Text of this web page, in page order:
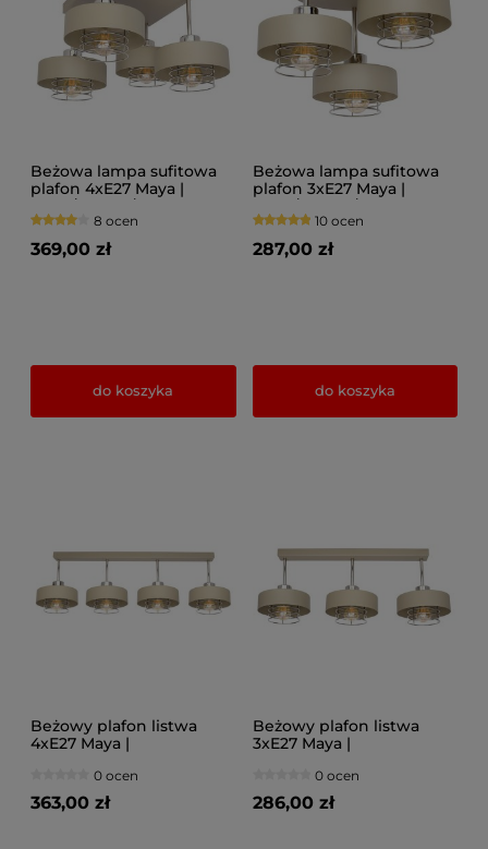
Beżowa lampa sufitowa
plafon 4xE27 Maya |
Złoto/Srebro/Miedź |
Polski design
8 ocen
369,00 zł
do koszyka
Beżowa lampa sufitowa
plafon 3xE27 Maya |
Złoto/Srebro/Miedź |
Polski design
10 ocen
287,00 zł
do koszyka
Beżowy plafon listwa
4xE27 Maya |
Polski design
0 ocen
363,00 zł
Beżowy plafon listwa
3xE27 Maya |
Polski design
0 ocen
286,00 zł